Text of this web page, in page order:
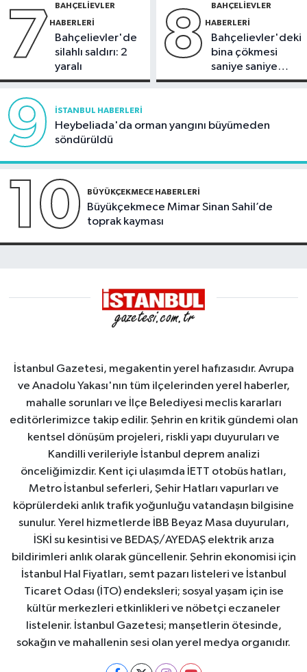
7 BAHÇELIEVLER
HABERLERI
Bahçelievler'de
silahlı saldırı: 2
yaralı
8 BAHÇELIEVLER
HABERLERI
Bahçelievler'deki
bina çökmesi
saniye saniye
görüntülendi
9 İSTANBUL HABERLERI
Heybeliada'da orman yangını büyümeden
söndürüldü
10 BÜYÜKÇEKMECE HABERLERI
Büyükçekmece Mimar Sinan Sahil’de
toprak kayması
İstanbul Gazetesi, megakentin yerel hafızasıdır. Avrupa
ve Anadolu Yakası'nın tüm ilçelerinden yerel haberler,
mahalle sorunları ve İlçe Belediyesi meclis kararları
editörlerimizce takip edilir. Şehrin en kritik gündemi olan
kentsel dönüşüm projeleri, riskli yapı duyuruları ve
Kandilli verileriyle İstanbul deprem analizi
önceliğimizdir. Kent içi ulaşımda İETT otobüs hatları,
Metro İstanbul seferleri, Şehir Hatları vapurları ve
köprülerdeki anlık trafik yoğunluğu vatandaşın bilgisine
sunulur. Yerel hizmetlerde İBB Beyaz Masa duyuruları,
İSKİ su kesintisi ve BEDAŞ/AYEDAŞ elektrik arıza
bildirimleri anlık olarak güncellenir. Şehrin ekonomisi için
İstanbul Hal Fiyatları, semt pazarı listeleri ve İstanbul
Ticaret Odası (İTO) endeksleri; sosyal yaşam için ise
kültür merkezleri etkinlikleri ve nöbetçi eczaneler
listelenir. İstanbul Gazetesi; manşetlerin ötesinde,
sokağın ve mahallenin sesi olan yerel medya organıdır.